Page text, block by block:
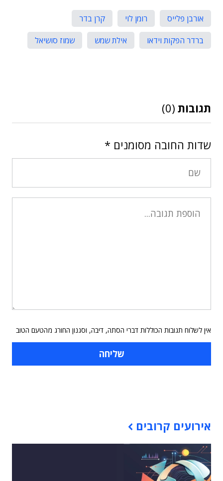
אורבן פלייס רומן לוי
קרן בדר
ברדר הפקות וידאו
אילת שמש שמוז סושיאל
תגובות (0)
שדות החובה מסומנים *
אין לשלוח תגובות הכוללות דברי הסתה, דיבה, וסגנון החורג מהטעם הטוב
אירועים קרובים